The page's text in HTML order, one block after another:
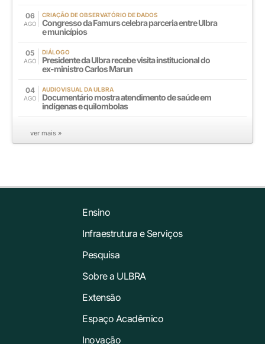
06
AGO
CRIAÇÃO DE OBSERVATÓRIO DE DADOS
Congresso da Famurs celebra parceria entre Ulbra
e municípios
05
AGO
DIÁLOGO
Presidente da Ulbra recebe visita institucional do
ex-ministro Carlos Marun
04
AGO
AUDIOVISUAL DA ULBRA
Documentário mostra atendimento de saúde em
indígenas e quilombolas
ver mais »
Ensino
Infraestrutura e Serviços
Pesquisa
Sobre a ULBRA
Extensão
Espaço Acadêmico
Inovação